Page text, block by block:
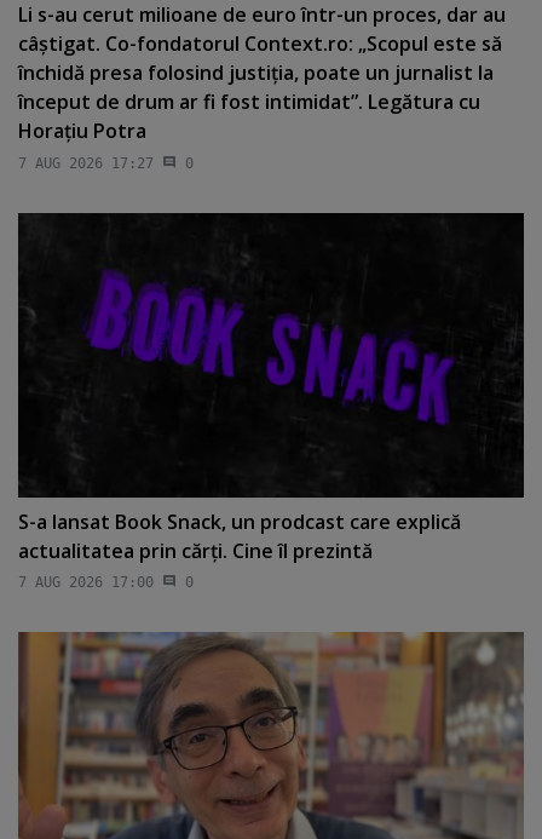
Li s-au cerut milioane de euro într-un proces, dar au
câştigat. Co-fondatorul Context.ro: „Scopul este să
închidă presa folosind justiţia, poate un jurnalist la
început de drum ar fi fost intimidat”. Legătura cu
Horaţiu Potra
7 AUG 2026 17:27 0
S-a lansat Book Snack, un prodcast care explică
actualitatea prin cărţi. Cine îl prezintă
7 AUG 2026 17:00 0